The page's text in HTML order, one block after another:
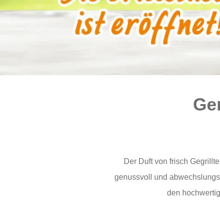
Der Duft von frisch
genussvoll und
den